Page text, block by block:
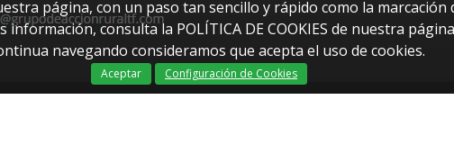
página, con un paso tan sencillo y rápido como la marcación
información, consulta la POLÍTICA DE COOKIES de nuestra
navegando consideramos que acepta el uso de cookies.
Aceptar Configuración de Cookies